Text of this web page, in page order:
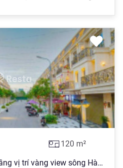
120 m²
Nhà phố kinh doanh 4 tầng vị trí vàng view sông Hàn đối diện Lotte và 3 tòa chung cư 40 tầng